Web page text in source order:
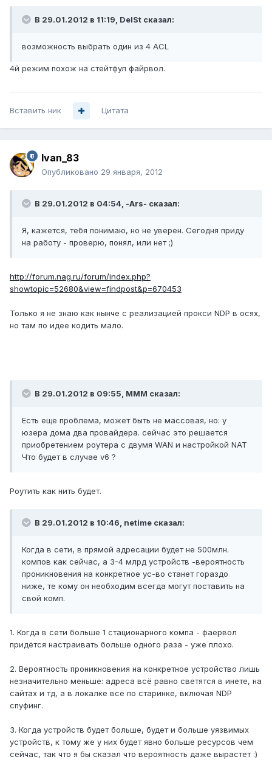
В 29.01.2012 в 11:19, DelSt сказал:
возможность выбрать один из 4 ACL
4й режим похож на стейтфул файрвол.
Вставить ник Цитата
Ivan_83
Опубликовано 29 января, 2012
В 29.01.2012 в 04:54, -Ars- сказал:
Я, кажется, тебя понимаю, но не уверен. Сегодня приду
на работу - проверю, понял, или нет ;)
http://forum.nag.ru/forum/index.php?
showtopic=52680&view=findpost&p=670453
Только я не знаю как нынче с реализацией прокси NDP в осях,
но там по идее кодить мало.
В 29.01.2012 в 09:55, MMM сказал:
Есть еще проблема, может быть не массовая, но: у
юзера дома два провайдера. сейчас это решается
приобретением роутера с двумя WAN и настройкой NAT
Что будет в случае v6 ?
Роутить как нить будет.
В 29.01.2012 в 10:46, netime сказал:
Когда в сети, в прямой адресации будет не 500млн.
компов как сейчас, а 3-4 млрд устройств -вероятность
проникновения на конкретное ус-во станет гораздо
ниже, те кому он необходим всегда могут поставить на
свой комп.
1. Когда в сети больше 1 стационарного компа - фаервол
придётся настраивать больше одного раза - уже плохо.
2. Вероятность проникновения на конкретное устройство лишь
незначительно меньше: адреса всё равно светятся в инете, на
сайтах и тд, а в локалке всё по старинке, включая NDP
спуфинг.
3. Когда устройств будет больше, будет и больше уязвимых
устройств, к тому же у них будет явно больше ресурсов чем
сейчас, так что я бы сказал что вероятность даже вырастет :)